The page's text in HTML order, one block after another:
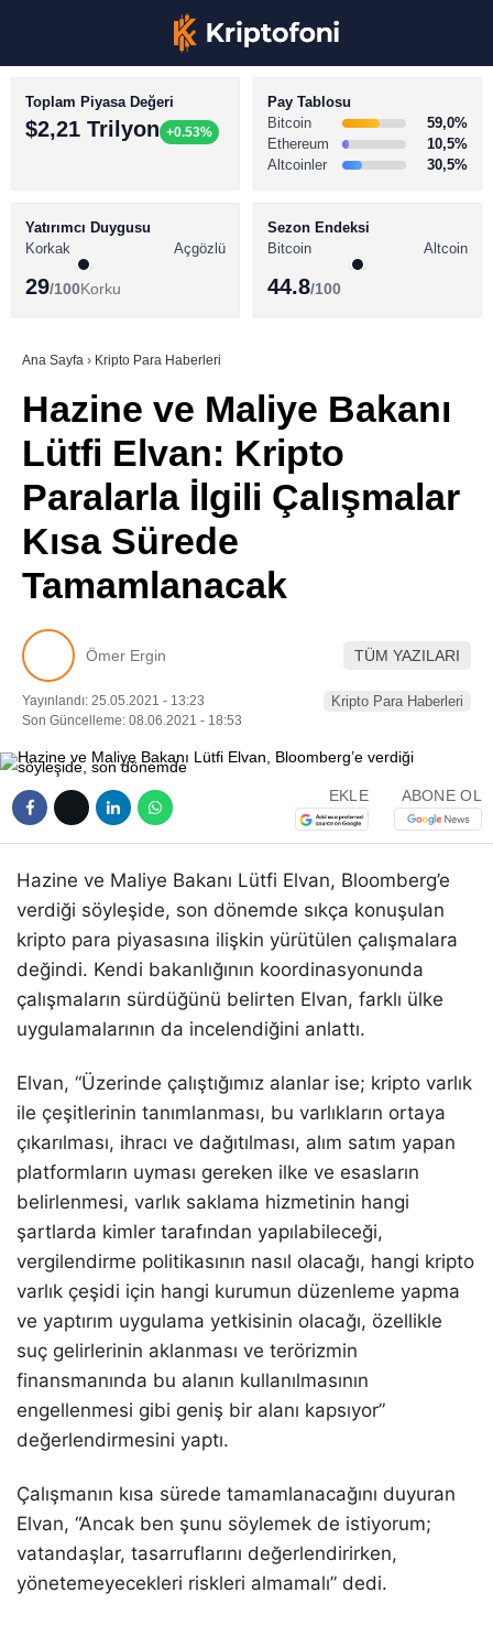
Youtube
TikTok
Pinterest
Telegram
BİTCOİN HABERLERİ
ALTCOİN HABERLERİ
SÖZLÜK
Toplam Piyasa Değeri
$2,21 Trilyon +0.53%
Pay Tablosu
Bitcoin
59,0%
Ethereum
10,5%
Altcoinler
30,5%
Yatırımcı Duygusu
Korkak
Açgözlü
29/100Korku
Sezon Endeksi
Bitcoin
Altcoin
44.8/100
Ana Sayfa › Kripto Para Haberleri
Hazine ve Maliye Bakanı
Lütfi Elvan: Kripto
Paralarla İlgili Çalışmalar
Kısa Sürede
Tamamlanacak
Ömer Ergin TÜM YAZILARI
Yayınlandı: 25.05.2021 - 13:23
Son Güncelleme: 08.06.2021 - 18:53
Kripto Para Haberleri
EKLE ABONE OL
Hazine ve Maliye Bakanı Lütfi Elvan, Bloomberg’e
verdiği söyleşide, son dönemde sıkça konuşulan
kripto para piyasasına ilişkin yürütülen çalışmalara
değindi. Kendi bakanlığının koordinasyonunda
çalışmaların sürdüğünü belirten Elvan, farklı ülke
uygulamalarının da incelendiğini anlattı.
Elvan, “Üzerinde çalıştığımız alanlar ise; kripto varlık
ile çeşitlerinin tanımlanması, bu varlıkların ortaya
çıkarılması, ihracı ve dağıtılması, alım satım yapan
platformların uyması gereken ilke ve esasların
belirlenmesi, varlık saklama hizmetinin hangi
şartlarda kimler tarafından yapılabileceği,
vergilendirme politikasının nasıl olacağı, hangi kripto
varlık çeşidi için hangi kurumun düzenleme yapma
ve yaptırım uygulama yetkisinin olacağı, özellikle
suç gelirlerinin aklanması ve terörizmin
finansmanında bu alanın kullanılmasının
engellenmesi gibi geniş bir alanı kapsıyor”
değerlendirmesini yaptı.
Çalışmanın kısa sürede tamamlanacağını duyuran
Elvan, “Ancak ben şunu söylemek de istiyorum;
vatandaşlar, tasarruflarını değerlendirirken,
yönetemeyecekleri riskleri almamalı” dedi.